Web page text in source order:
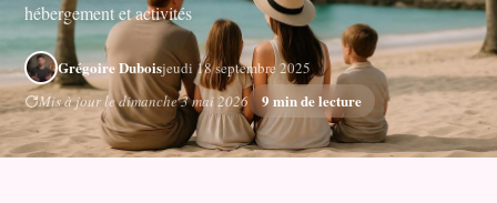
hébergement et activités
Grégoire Duboisjeudi 18 septembre 2025
Mis à jour le dimanche 3 mai 2026
9 min de lecture